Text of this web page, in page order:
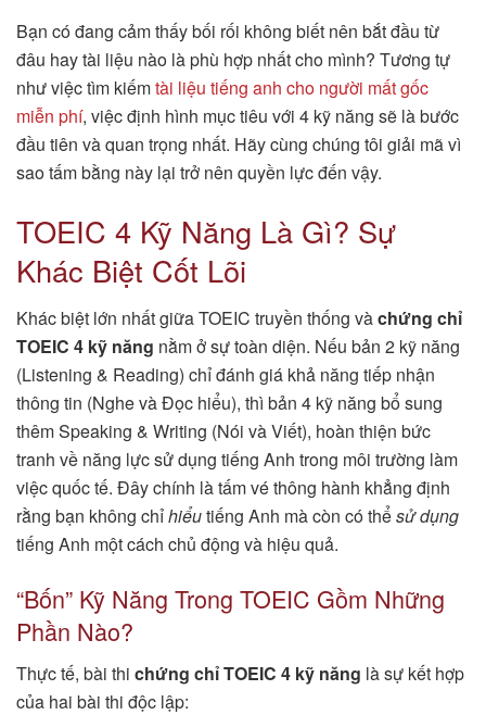
Bạn có đang cảm thấy bối rối không biết nên bắt đầu từ
đâu hay tài liệu nào là phù hợp nhất cho mình? Tương tự
như việc tìm kiếmtài liệu tiếng anh cho người mất gốc
miễn phí, việc định hình mục tiêu với 4 kỹ năng sẽ là bước
đầu tiên và quan trọng nhất. Hãy cùng chúng tôi giải mã vì
sao tấm bằng này lại trở nên quyền lực đến vậy.
TOEIC 4 Kỹ Năng Là Gì? Sự
Khác Biệt Cốt Lõi
Khác biệt lớn nhất giữa TOEIC truyền thống vàchứng chỉ
TOEIC 4 kỹ năng nằm ở sự toàn diện. Nếu bản 2 kỹ năng
(Listening & Reading) chỉ đánh giá khả năng tiếp nhận
thông tin (Nghe và Đọc hiểu), thì bản 4 kỹ năng bổ sung
thêm Speaking & Writing (Nói và Viết), hoàn thiện bức
tranh về năng lực sử dụng tiếng Anh trong môi trường làm
việc quốc tế. Đây chính là tấm vé thông hành khẳng định
rằng bạn không chỉhiểutiếng Anh mà còn có thểsử dụng
tiếng Anh một cách chủ động và hiệu quả.
“Bốn” Kỹ Năng Trong TOEIC Gồm Những
Phần Nào?
Thực tế, bài thi chứng chỉ TOEIC 4 kỹ năng là sự kết hợp
của hai bài thi độc lập: